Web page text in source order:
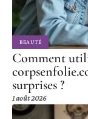
BEAUTÉ
Comment
surprises ?
1 août 2026